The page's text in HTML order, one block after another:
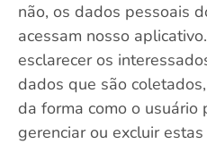
não, os dados pessoais
acessam nosso
esclarecer os
dados que são
da forma como o usuário
gerenciar ou excluir